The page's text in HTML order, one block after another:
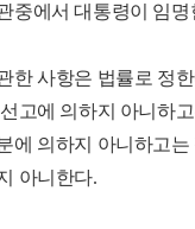
중에서 대통령이 임명
한 사항은 법률로 정
고에 의하지 아니하고
에 의하지 아니하고는
아니한다.